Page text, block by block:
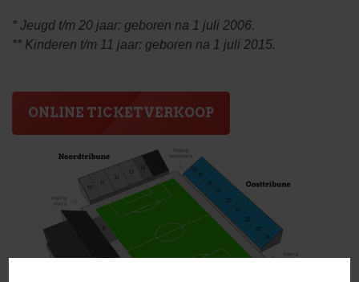
* Jeugd t/m 20 jaar: geboren na 1 juli 2006.
** Kinderen t/m 11 jaar: geboren na 1 juli 2015.
ONLINE TICKETVERKOOP